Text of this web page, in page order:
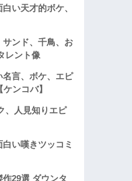
い天才的ボケ、
ンド、千鳥、お
レント像
言、ボケ、エピ
ンコバ】
、人見知りエピ
い嘆きツッコミ
29選 ダウンタ